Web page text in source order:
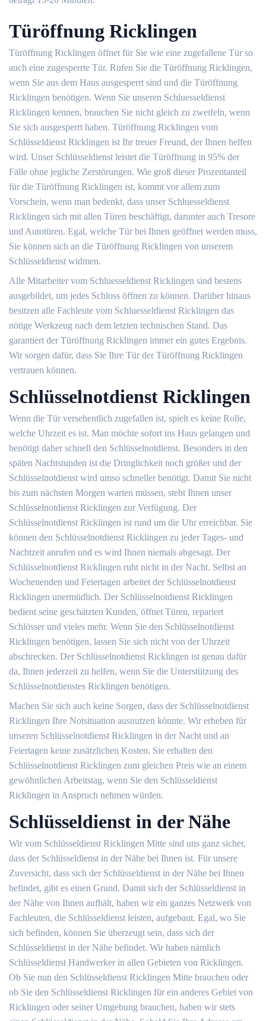
Türöffnung Ricklingen
Türöffnung Ricklingen öffnet für Sie wie eine zugefallene Tür so
auch eine zugesperrte Tür. Rufen Sie die Türöffnung Ricklingen,
wenn Sie aus dem Haus ausgesperrt sind und die Türöffnung
Ricklingen benötigen. Wenn Sie unseren Schluesseldienst
Ricklingen kennen, brauchen Sie nicht gleich zu zweifeln, wenn
Sie sich ausgesperrt haben. Türöffnung Ricklingen vom
Schlüsseldienst Ricklingen ist Ihr treuer Freund, der Ihnen helfen
wird. Unser Schlüsseldienst leistet die Türöffnung in 95% der
Fälle ohne jegliche Zerstörungen. Wie groß dieser Prozentanteil
für die Türöffnung Ricklingen ist, kommt vor allem zum
Vorschein, wenn man bedenkt, dass unser Schluesseldienst
Ricklingen sich mit allen Türen beschäftigt, darunter auch Tresore
und Autotüren. Egal, welche Tür bei Ihnen geöffnet werden muss,
Sie können sich an die Türöffnung Ricklingen von unserem
Schlüsseldienst widmen.
Alle Mitarbeiter vom Schluesseldienst Ricklingen sind bestens
ausgebildet, um jedes Schloss öffnen zu können. Darüber hinaus
besitzen alle Fachleute vom Schluesseldienst Ricklingen das
nötige Werkzeug nach dem letzten technischen Stand. Das
garantiert der Türöffnung Ricklingen immer ein gutes Ergebnis.
Wir sorgen dafür, dass Sie Ihre Tür der Türöffnung Ricklingen
vertrauen können.
Schlüsselnotdienst Ricklingen
Wenn die Tür versehentlich zugefallen ist, spielt es keine Rolle,
welche Uhrzeit es ist. Man möchte sofort ins Haus gelangen und
benötigt daher schnell den Schlüsselnotdienst. Besonders in den
späten Nachtstunden ist die Dringlichkeit noch größer und der
Schlüsselnotdienst wird umso schneller benötigt. Damit Sie nicht
bis zum nächsten Morgen warten müssen, steht Ihnen unser
Schlüsselnotdienst Ricklingen zur Verfügung. Der
Schlüsselnotdienst Ricklingen ist rund um die Uhr erreichbar. Sie
können den Schlüsselnotdienst Ricklingen zu jeder Tages- und
Nachtzeit anrufen und es wird Ihnen niemals abgesagt. Der
Schlüsselnotdienst Ricklingen ruht nicht in der Nacht. Selbst an
Wochenenden und Feiertagen arbeitet der Schlüsselnotdienst
Ricklingen unermüdlich. Der Schlüsselnotdienst Ricklingen
bedient seine geschätzten Kunden, öffnet Türen, repariert
Schlösser und vieles mehr. Wenn Sie den Schlüsselnotdienst
Ricklingen benötigen, lassen Sie sich nicht von der Uhrzeit
abschrecken. Der Schlüsselnotdienst Ricklingen ist genau dafür
da, Ihnen jederzeit zu helfen, wenn Sie die Unterstützung des
Schlüsselnotdienstes Ricklingen benötigen.
Machen Sie sich auch keine Sorgen, dass der Schlüsselnotdienst
Ricklingen Ihre Notsituation ausnutzen könnte. Wir erheben für
unseren Schlüsselnotdienst Ricklingen in der Nacht und an
Feiertagen keine zusätzlichen Kosten. Sie erhalten den
Schlüsselnotdienst Ricklingen zum gleichen Preis wie an einem
gewöhnlichen Arbeitstag, wenn Sie den Schlüsseldienst
Ricklingen in Anspruch nehmen würden.
Schlüsseldienst in der Nähe
Wir vom Schlüsseldienst Ricklingen Mitte sind uns ganz sicher,
dass der Schlüsseldienst in der Nähe bei Ihnen ist. Für unsere
Zuversicht, dass sich der Schlüsseldienst in der Nähe bei Ihnen
befindet, gibt es einen Grund. Damit sich der Schlüsseldienst in
der Nähe von Ihnen aufhält, haben wir ein ganzes Netzwerk von
Fachleuten, die Schlüsseldienst leisten, aufgebaut. Egal, wo Sie
sich befinden, können Sie überzeugt sein, dass sich der
Schlüsseldienst in der Nähe befindet. Wir haben nämlich
Schlüsseldienst Handwerker in allen Gebieten von Ricklingen.
Ob Sie nun den Schlüsseldienst Ricklingen Mitte brauchen oder
ob Sie den Schlüsseldienst Ricklingen für ein anderes Gebiet von
Ricklingen oder seiner Umgebung brauchen, haben wir stets